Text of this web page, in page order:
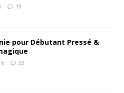
19
pour Débutant Pressé &
33